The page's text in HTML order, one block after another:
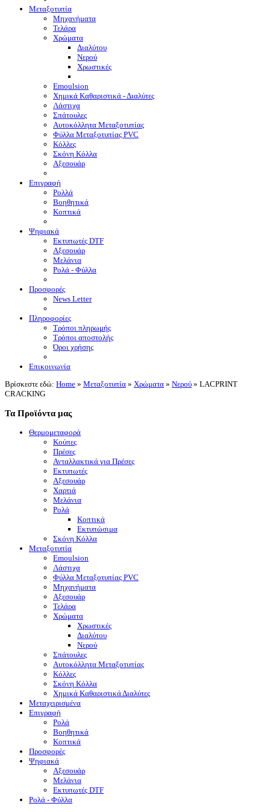
Μεταξοτυπία
Μηχανήματα
Τελάρα
Χρώματα
Διαλύτου
Νερού
Χρωστικές
Emoulsion
Χημικά Καθαριστικά - Διαλύτες
Λάστιχα
Σπάτουλες
Αυτοκόλλητα Μεταξοτυπίας
Φύλλα Μεταξοτυπίας PVC
Κόλλες
Σκόνη Κόλλα
Αξεσουάρ
Επιγραφή
Ρολλά
Βοηθητικά
Κοπτικά
Ψηφιακά
Eκτυπωτές DTF
Αξεσουάρ
Μελάνια
Ρολά - Φύλλα
Προσφορές
News Letter
Πληροφορίες
Τρόποι πληρωμής
Τρόποι αποστολής
Όροι χρήσης
Επικοινωνία
Βρίσκεστε εδώ: Home » Μεταξοτυπία » Χρώματα » Νερού » LACPRINT
CRACKING
Τα Προϊόντα μας
Θερμομεταφορά
Κούπες
Πρέσες
Ανταλλακτικά για Πρέσες
Εκτυπωτές
Αξεσουάρ
Χαρτιά
Μελάνια
Ρολά
Κοπτικά
Εκτυπώσιμα
Σκόνη Κόλλα
Μεταξοτυπία
Emoulsion
Λάστιχα
Φύλλα Μεταξοτυπίας PVC
Μηχανήματα
Αξεσουάρ
Τελάρα
Χρώματα
Χρωστικές
Διαλύτου
Νερού
Σπάτουλες
Αυτοκόλλητα Μεταξοτυπίας
Κόλλες
Σκόνη Κόλλα
Χημικά Καθαριστικά Διαλύτες
Μεταχειρισμένα
Επιγραφή
Ρολά
Βοηθητικά
Κοπτικά
Προσφορές
Ψηφιακά
Αξεσουάρ
Μελάνια
Eκτυπωτές DTF
Ρολά - Φύλλα